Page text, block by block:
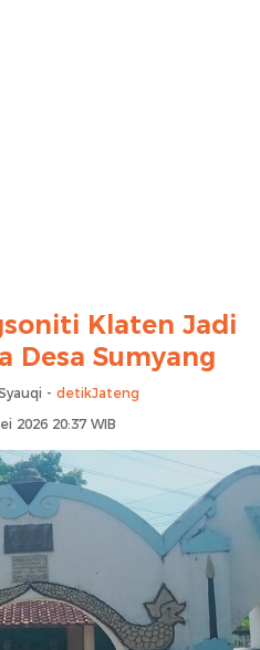
Klaten Jadi
Desa Sumyang
- detikJateng
2026 20:37 WIB